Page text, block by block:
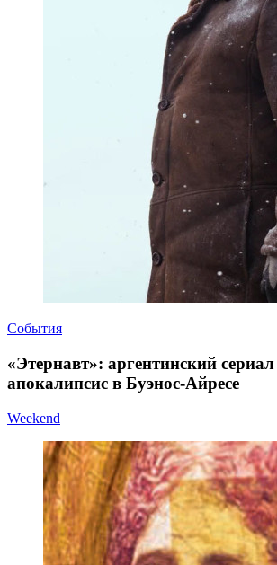
События
«Этернавт»: аргентинский
апокалипсис в Буэнос-Айресе
Weekend